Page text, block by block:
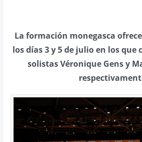
La formación monegasca
los días 3 y 5 de julio en los que
solistas Véronique Gens y